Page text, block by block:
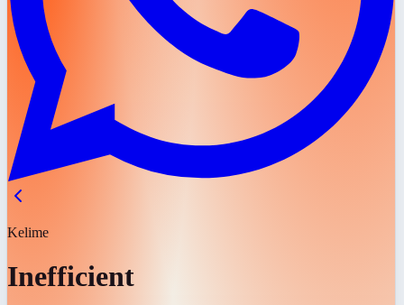
Kelime
Inefficient